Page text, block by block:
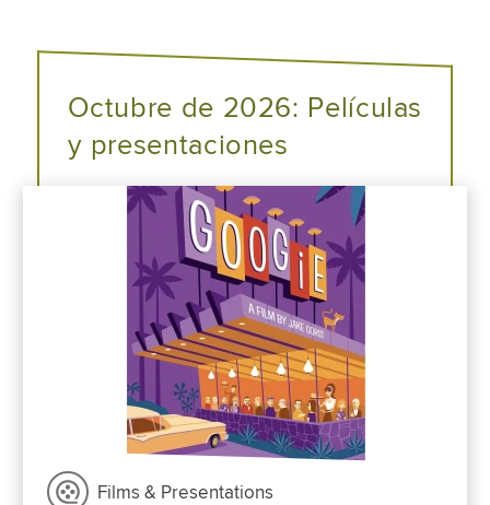
Octubre de 2026: Películas
y presentaciones
Films & Presentations